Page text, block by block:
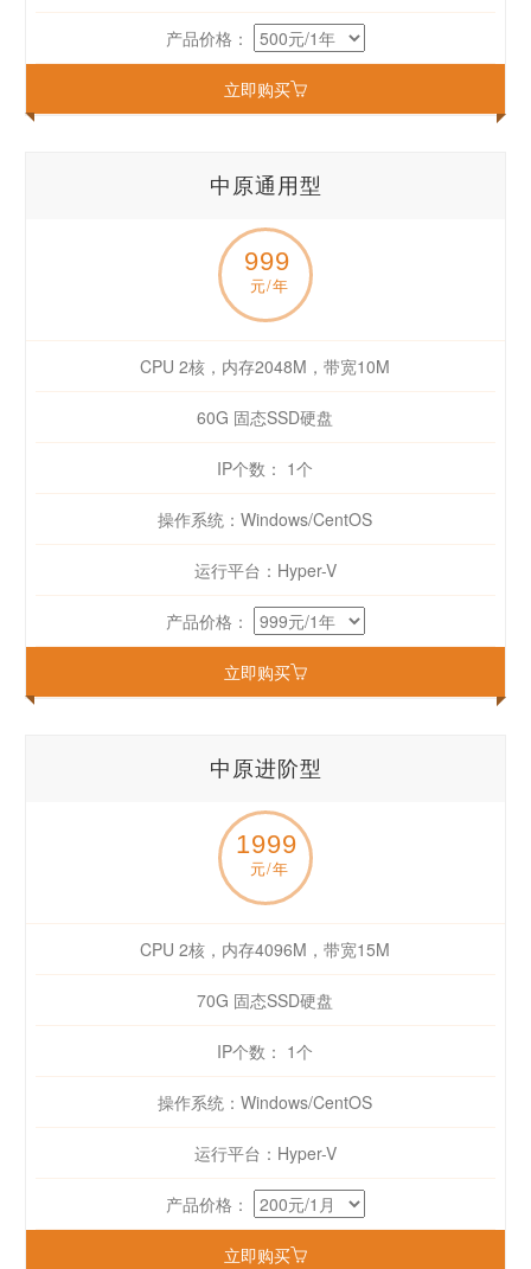
产品价格：
立即购买
中原通用型
999
元/年
CPU 2核，内存2048M，带宽10M
60G 固态SSD硬盘
IP个数： 1个
操作系统：Windows/CentOS
运行平台：Hyper-V
产品价格：
立即购买
中原进阶型
1999
元/年
CPU 2核，内存4096M，带宽15M
70G 固态SSD硬盘
IP个数： 1个
操作系统：Windows/CentOS
运行平台：Hyper-V
产品价格：
立即购买